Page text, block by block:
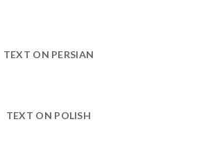
TEXT ON PERSIAN
TEXT ON POLISH